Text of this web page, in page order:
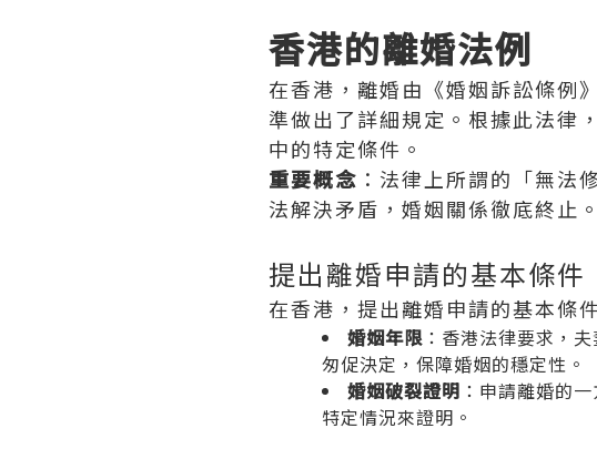
香港的離婚法例
在香港，離婚由《婚姻訴訟條例
準做出了詳細規定。根據此法律
中的特定條件。
重要概念 ：法律上所謂的「無法
法解決矛盾，婚姻關係徹底終止。
提出離婚申請的基本條件
在香港，提出離婚申請的基本條
婚姻年限 ：香港法律要求，
匆促決定，保障婚姻的穩定性。
婚姻破裂證明 ：申請離婚的
特定情況來證明。